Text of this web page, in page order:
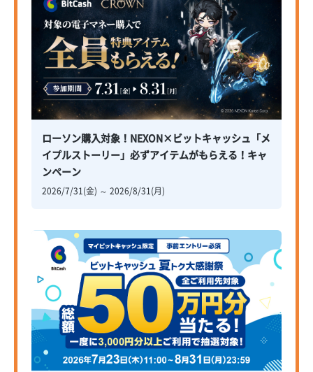
ローソン購入対象！NEXON×ビットキャッシュ「メ
イプルストーリー」必ずアイテムがもらえる！キャ
ンペーン
2026/7/31(金) ～ 2026/8/31(月)